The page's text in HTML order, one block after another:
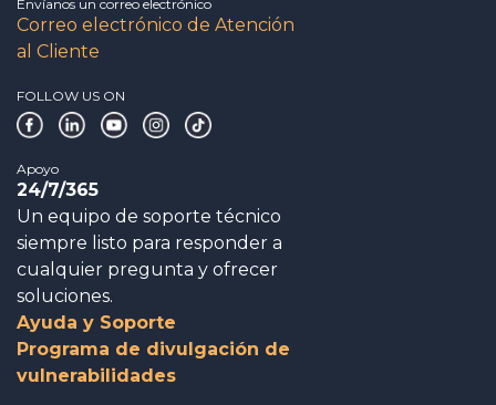
Envíanos un correo electrónico
Correo electrónico de Atención
al Cliente
FOLLOW US ON
Apoyo
24/7/365
Un equipo de soporte técnico
siempre listo para responder a
cualquier pregunta y ofrecer
soluciones.
Ayuda y Soporte
Programa de divulgación de
vulnerabilidades